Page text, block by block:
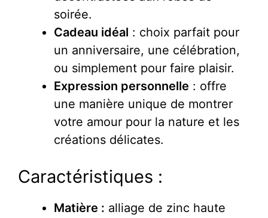
soirée.
Cadeau idéal : choix parfait pour
un anniversaire, une célébration,
ou simplement pour faire plaisir.
Expression personnelle : offre
une manière unique de montrer
votre amour pour la nature et les
créations délicates.
Caractéristiques :
Matière : alliage de zinc haute